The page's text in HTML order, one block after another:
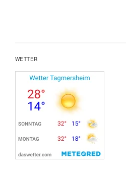
WETTER